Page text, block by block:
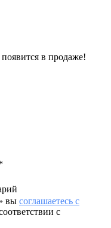
в продаже!
вы соглашаетесь с
с